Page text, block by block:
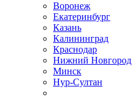
Воронеж
Екатеринбург
Казань
Калининград
Краснодар
Нижний Новгород
Минск
Нур-Султан